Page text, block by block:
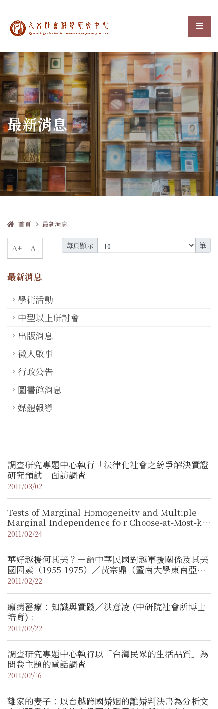
中央研究院人文社會科選
:::
最新消息
首頁 最新消息
A+ A- 每頁顯示 筆
最新消息
學術活動
中型以上研討會
出版消息
徵人啟事
行政公告
圖書館消息
媒體報導
調查研究專題中心執行「法律化社會之紛爭解決實證
研究預試」面訪調查
2011/03/02
Tests of Marginal Homogeneity and Multiple
Marginal Independence fo r Choose-at-Most-k-
Items Questions／江振東博士（政大統計系副教
2011/02/24
華好越援何其美？－論中華民國對越軍援關係及其美
國因素（1955-1975）／黃宗鼎（暨南大學東南亞研
究所博士生、99年度本中心博士生培 育計劃受獎
2011/02/22
癩病醫療：知識與實踐／洪意凌 (中研院社會所博士
培育) :
2011/02/22
調查研究專題中心執行以「台灣民眾的生活品質」為
問卷主題的電話調查
2011/02/16
離家的妻子：以台越跨國婚姻的離婚判決書為分析文